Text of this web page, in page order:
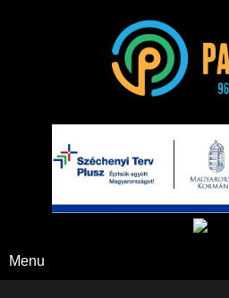
Paks FM
Menu